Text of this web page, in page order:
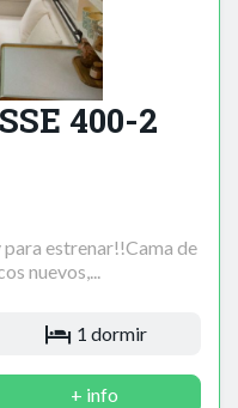
400-2
estrenar!!Cama de
nuevos,...
1 dormir
+ info